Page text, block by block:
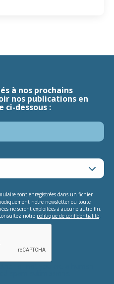
à nos prochains
nos publications en
dessous :
sont enregistrées dans un fichier
notre newsletter ou toute
ne seront exploitées à aucune autre fin,
notre politique de confidentialité